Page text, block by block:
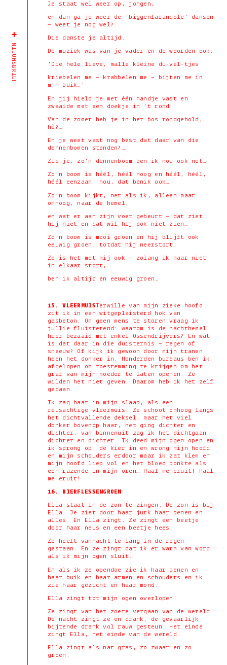
NIEUWSBRIEF
Je staat wel weer op, jongen,
en dan ga je weer de ‘biggenfarandole’ dansen
– weet je nog wel?
Die danste je altijd.
De muziek was van je vader en de woorden ook.
‘Die hele lieve, malle kleine du-vel-tjes
kriebelen me – krabbelen me – bijten me in
m’n buik…’
En jij hield je met één handje vast en
zwaaide met een doekje in ’t rond.
Van de zomer heb je in het bos rondgehold,
hè?…
En je weet vast nog best dat daar van die
dennenbomen stonden?…
Zie je, zo’n dennenboom ben ik nou ook net…
Zo’n boom is héél, héél hoog en héél, héél,
héél eenzaam, nou, dat benik ook…
Zo’n boom kijkt, net als ik, alleen maar
omhoog, naar de hemel,
en wat er aan zijn voet gebeurt – dat ziet
hij niet en dat wil hij ook niet zien…
Zo’n boom is mooi groen en hij blijft ook
eeuwig groen, totdat hij neerstort.
Zo is het met mij ook – zolang ik maar niet
in elkaar stort,
ben ik altijd en eeuwig groen…
15. VLEERMUISTerwille van mijn zieke hoofd
zit ik in een witgepleisterd hok van
gasbeton. Om geen mens te storen vraag ik
jullie fluisterend: waarom is de nachthemel
hier bezaaid met enkel Ossendrijvers? En wat
is dat daar in die duisternis – regen of
sneeuw? Of kijk ik gewoon door mijn tranen
heen het donker in. Honderden bureaus ben ik
afgelopen om toestemming te krijgen om het
graf van mijn moeder te laten openen. Ze
wilden het niet geven. Daarom heb ik het zelf
gedaan.
Ik zag haar in mijn slaap, als een
reusachtige vleermuis. Ze schoot omhoog langs
het dichtvallende deksel, maar het viel
donker bovenop haar, het ging dichter en
dichter. van binnenuit zag ik het dichtgaan,
dichter en dichter. Ik deed mijn ogen open en
ik sprong op, de kier in en wrong mijn hoofd
en mijn schouders erdoor maar ik zat klem en
mijn hoofd liep vol en het bloed bonkte als
een razende in mijn oren… Haal me eruit! Haal
me eruit!
16. BIERFLESSENGROEN
Ella staat in de zon te zingen. De zon is bij
Ella. Je ziet door haar jurk haar benen en
alles. En Ella zingt. Ze zingt een beetje
door haar neus en een beetje hees.
Ze heeft vannacht te lang in de regen
gestaan. En ze zingt dat ik er warm van word
als ik mijn ogen sluit.
En als ik ze opendoe zie ik haar benen en
haar buik en haar armen en schouders en ik
zie haar gezicht en haar mond.
Ella zingt tot mijn ogen overlopen.
Ze zingt van het zoete vergaan van de wereld.
De nacht zingt ze en drank, de gevaarlijk
bijtende drank vol rauw gesteun. Het einde
zingt Ella, het einde van de wereld.
Ella zingt als nat gras, zo zwaar en zo
groen.